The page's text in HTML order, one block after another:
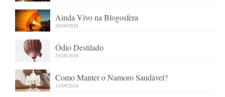
Ainda Vivo na Blogosfera
28/08/2018
Ódio Destilado
25/08/2018
Como Manter o Namoro Saudável?
13/09/2016